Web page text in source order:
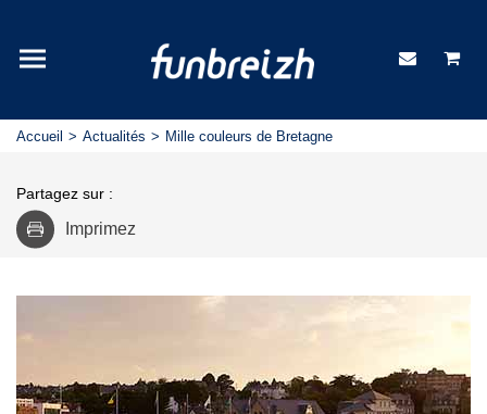
Accueil Actualités Mille couleurs de Bretagne
Partagez sur :
Imprimez